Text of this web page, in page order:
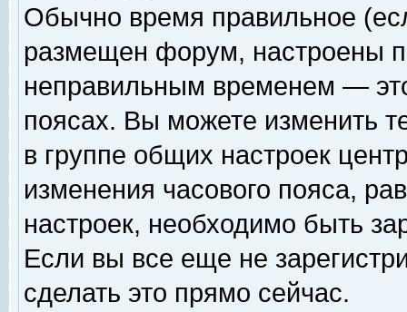
Обычно время правильное
размещен форум, настроены
неправильным временем —
поясах. Вы можете изменить
в группе общих настроек
изменения часового пояса,
настроек, необходимо быть
Если вы все еще не
сделать это прямо сейчас.